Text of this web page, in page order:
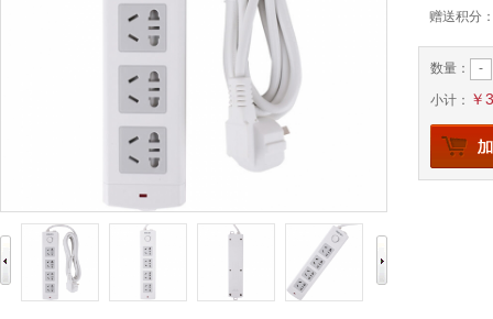
赠送积分
数量： -
小计： ￥